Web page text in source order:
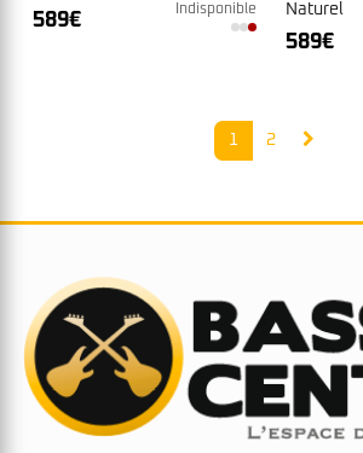
589€ Indisponible Naturel
589€
1 2